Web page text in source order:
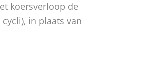
koersverloop de
in plaats van